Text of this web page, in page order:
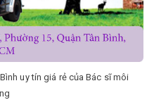
uy tín giá rẻ của Bác sĩ môi